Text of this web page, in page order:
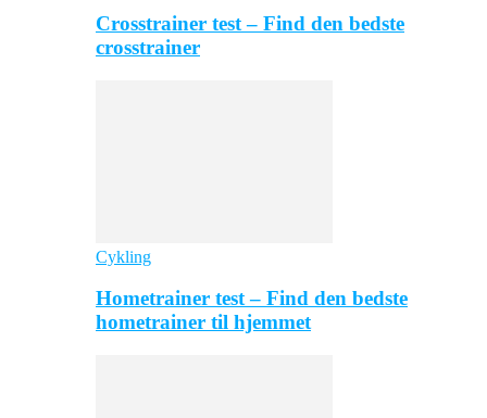
Crosstrainer test – Find den bedste
crosstrainer
Cykling
Hometrainer test – Find den bedste
hometrainer til hjemmet